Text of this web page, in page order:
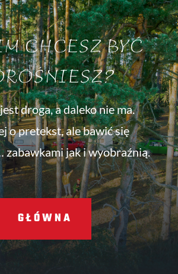
CHCESZ BYĆ
droga, a daleko nie ma.
o pretekst, ale bawić się
zabawkami jak i wyobraźnią.
GŁÓWNA